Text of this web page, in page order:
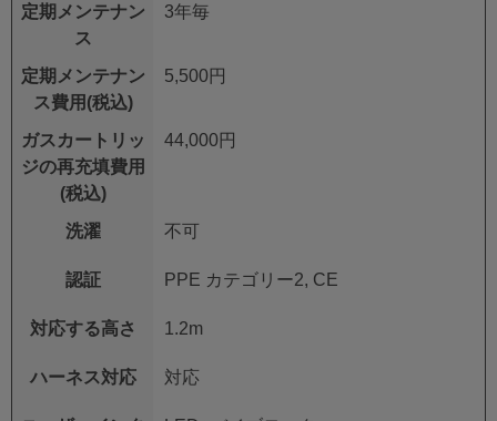
定期メンテナン
ス
3年毎
定期メンテナン
ス費用(税込)
5,500円
ガスカートリッ
ジの再充填費用
(税込)
44,000円
洗濯 不可
認証 PPE カテゴリー2, CE
対応する高さ 1.2m
ハーネス対応 対応